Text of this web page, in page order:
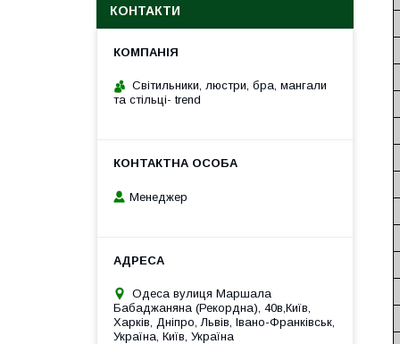
КОНТАКТИ
Cвітильники, люстри, бра, мангали
та стільці- trend
Менеджер
Одеса вулиця Маршала
Бабаджаняна (Рекордна), 40в,Київ,
Харків, Дніпро, Львів, Івано-Франківськ,
Україна, Київ, Україна